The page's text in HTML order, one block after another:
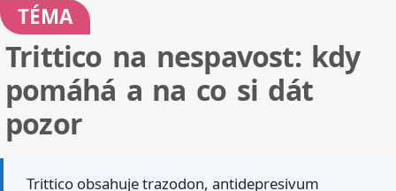
TÉMA
Trittico na nespavost: kdy
pomáhá a na co si dát
pozor
Trittico obsahuje trazodon, antidepresivum